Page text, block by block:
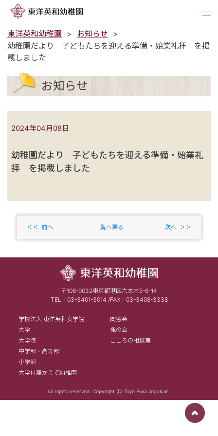
東洋英和幼稚園
お知らせ
幼稚園だより 子どもたちを迎える準備・始業礼拝 を掲
載しました
お知らせ
2024年04月08日
幼稚園だより 子どもたちを迎える準備・始業礼
拝 を掲載しました
前へ 一覧へ戻る 次へ
〒106-0032東京都港区六本木5-6-14
TEL：03-3401-3014 /FAX：03-3408-3338
学校法人 東洋英和女学院
同窓会
大学
楓の会
大学院
こころの相談室
中学部・高等部
小学部
大学付属かえで幼稚園
All rights reserved. Copyright (C) Toyo Eiwa Jogakuin.